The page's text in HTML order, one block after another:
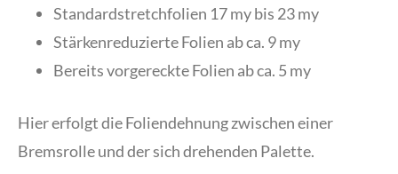
Standardstretchfolien 17 my bis 23 my
Stärkenreduzierte Folien ab ca. 9 my
Bereits vorgereckte Folien ab ca. 5 my
Hier erfolgt die Foliendehnung zwischen einer
Bremsrolle und der sich drehenden Palette.